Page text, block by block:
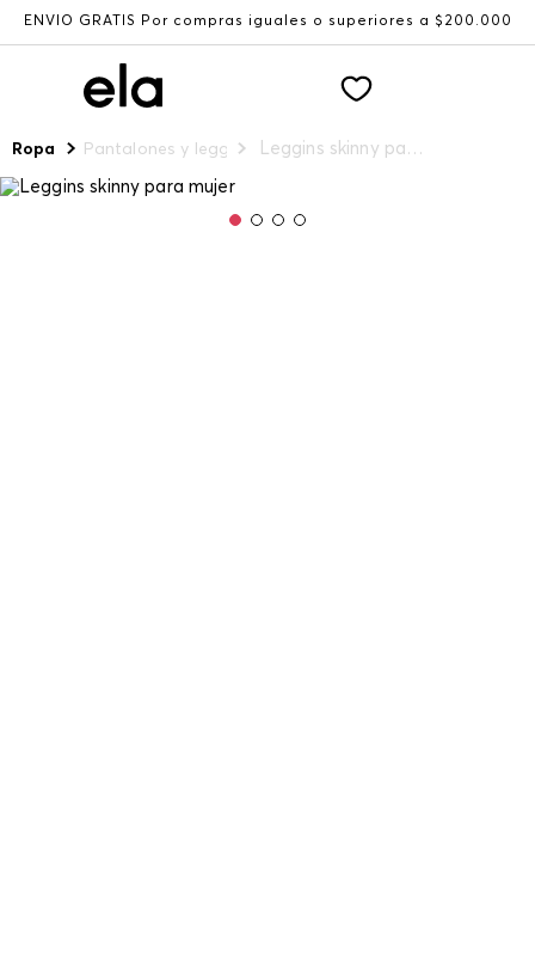
ENVÍO GRATIS Por compras iguales o superiores a $200.000
Ropa Pantalones y leggings Leggins skinny para mujer